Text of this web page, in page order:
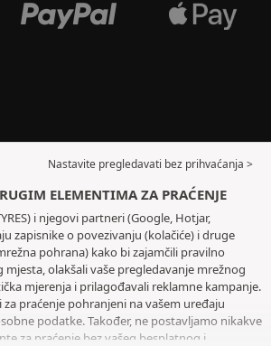
Nastavite pregledavati bez prihvaćanja >
ELEMENTIMA ZA PRAĆENJE
i njegovi partneri (Google, Hotjar,
zapisnike o povezivanju (kolačiće) i druge
pohrana) kako bi zajamčili pravilno
olakšali vaše pregledavanje mrežnog
mjerenja i prilagođavali reklamne kampanje.
praćenje pohranjeni na vašem uređaju
podatke. Također, ne postavljamo nikakve
za praćenje bez vašeg besplatnog i